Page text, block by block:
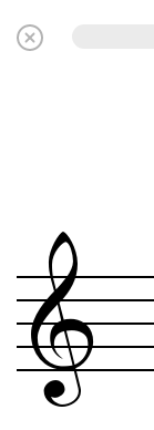
&